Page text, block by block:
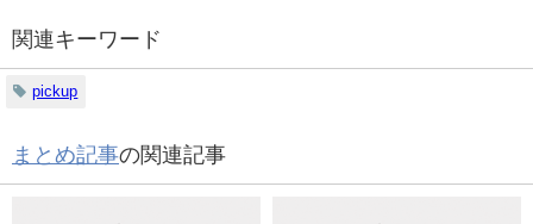
関連キーワード
pickup
まとめ記事の関連記事